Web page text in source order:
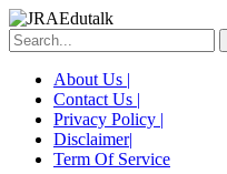
Skip
to
content
About Us |
Contact Us |
Privacy Policy |
Disclaimer|
Term Of Service